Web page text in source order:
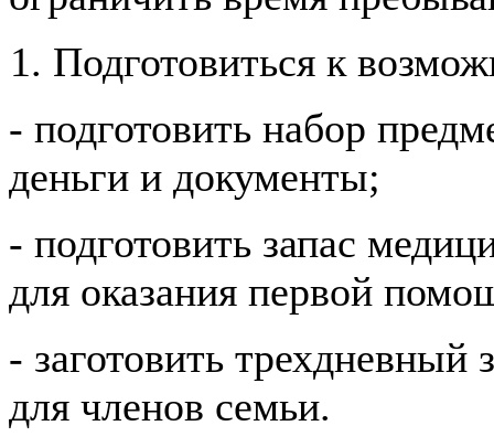
Подготовиться к
- подготовить набор
деньги и документы;
- подготовить запас
для оказания первой
- заготовить трехдневный
для членов семьи.